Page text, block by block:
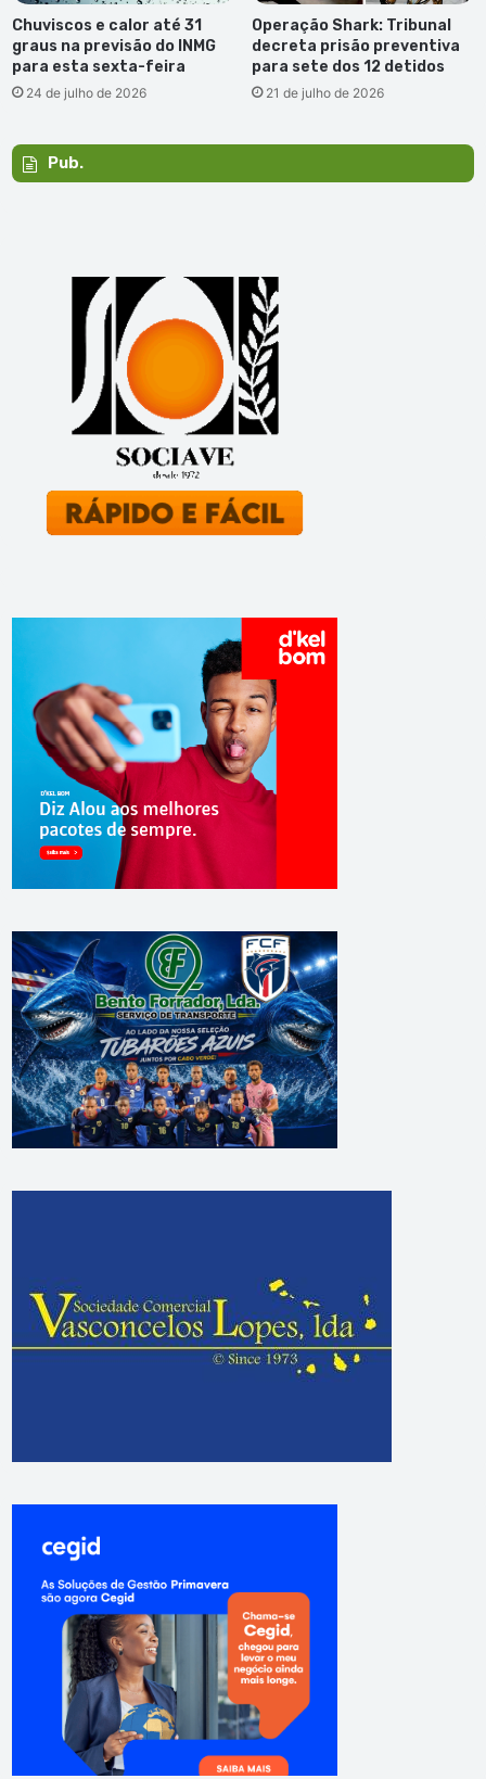
Chuviscos e calor até 31
graus na previsão do INMG
para esta sexta-feira
24 de julho de 2026
Operação Shark: Tribunal
decreta prisão preventiva
para sete dos 12 detidos
21 de julho de 2026
Pub.